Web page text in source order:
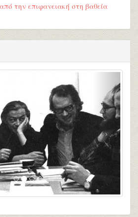
την επιφανειακή στη βαθεία